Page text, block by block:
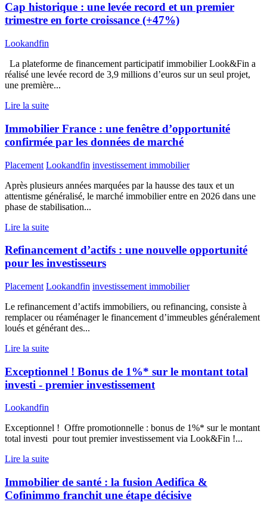
Cap historique : une levée record et un premier
trimestre en forte croissance (+47%)
Lookandfin
La plateforme de financement participatif immobilier Look&Fin a
réalisé une levée record de 3,9 millions d’euros sur un seul projet,
une première...
Lire la suite
Immobilier France : une fenêtre d’opportunité
confirmée par les données de marché
Placement Lookandfin investissement immobilier
Après plusieurs années marquées par la hausse des taux et un
attentisme généralisé, le marché immobilier entre en 2026 dans une
phase de stabilisation...
Lire la suite
Refinancement d’actifs : une nouvelle opportunité
pour les investisseurs
Placement Lookandfin investissement immobilier
Le refinancement d’actifs immobiliers, ou refinancing, consiste à
remplacer ou réaménager le financement d’immeubles généralement
loués et générant des...
Lire la suite
Exceptionnel ! Bonus de 1%* sur le montant total
investi - premier investissement
Lookandfin
Exceptionnel ! Offre promotionnelle : bonus de 1%* sur le montant
total investi pour tout premier investissement via Look&Fin !...
Lire la suite
Immobilier de santé : la fusion Aedifica &
Cofinimmo franchit une étape décisive